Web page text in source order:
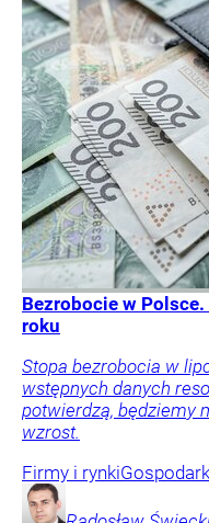
Bezrobocie w Polsce.
roku
Stopa bezrobocia w
wstępnych danych
potwierdzą, będziemy
wzrost.
Firmy i rynki